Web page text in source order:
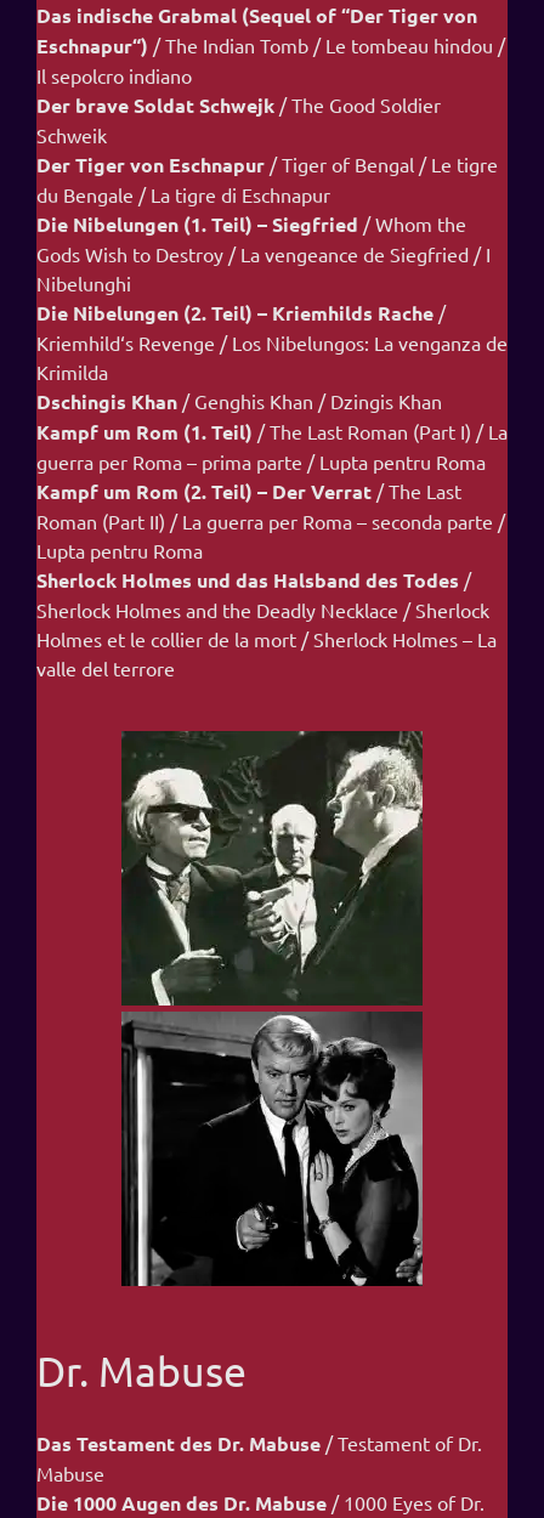
Das indische Grabmal (Sequel of “Der Tiger von
Eschnapur“) / The Indian Tomb / Le tombeau hindou /
Il sepolcro indiano
Der brave Soldat Schwejk/ The Good Soldier
Schweik
Der Tiger von Eschnapur/ Tiger of Bengal / Le tigre
du Bengale / La tigre di Eschnapur
Die Nibelungen (1. Teil) – Siegfried / Whom the
Gods Wish to Destroy / La vengeance de Siegfried / I
Nibelunghi
Die Nibelungen (2. Teil) – Kriemhilds Rache/
Kriemhild‘s Revenge / Los Nibelungos: La venganza de
Krimilda
Dschingis Khan/ Genghis Khan / Dzingis Khan
Kampf um Rom (1. Teil) / The Last Roman (Part I) / La
guerra per Roma – prima parte / Lupta pentru Roma
Kampf um Rom (2. Teil) – Der Verrat/ The Last
Roman (Part II) / La guerra per Roma – seconda parte /
Lupta pentru Roma
Sherlock Holmes und das Halsband des Todes /
Sherlock Holmes and the Deadly Necklace / Sherlock
Holmes et le collier de la mort / Sherlock Holmes – La
valle del terrore
Dr. Mabuse
Das Testament des Dr. Mabuse/ Testament of Dr.
Mabuse
Die 1000 Augen des Dr. Mabuse/ 1000 Eyes of Dr.